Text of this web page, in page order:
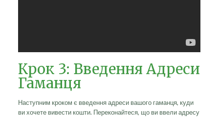
Крок 3: Введення Адреси
Гаманця
Наступним кроком є введення адреси вашого гаманця, куди
ви хочете вивести кошти. Переконайтеся, що ви ввели адресу